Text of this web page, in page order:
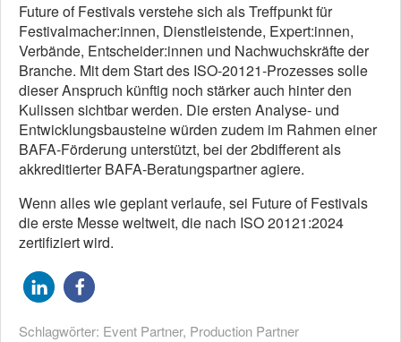
Future of Festivals verstehe sich als Treffpunkt für
Festivalmacher:innen, Dienstleistende, Expert:innen,
Verbände, Entscheider:innen und Nachwuchskräfte der
Branche. Mit dem Start des ISO-20121-Prozesses solle
dieser Anspruch künftig noch stärker auch hinter den
Kulissen sichtbar werden. Die ersten Analyse- und
Entwicklungsbausteine würden zudem im Rahmen einer
BAFA-Förderung unterstützt, bei der 2bdifferent als
akkreditierter BAFA-Beratungspartner agiere.
Wenn alles wie geplant verlaufe, sei Future of Festivals
die erste Messe weltweit, die nach ISO 20121:2024
zertifiziert wird.
Schlagwörter: Event Partner, Production Partner